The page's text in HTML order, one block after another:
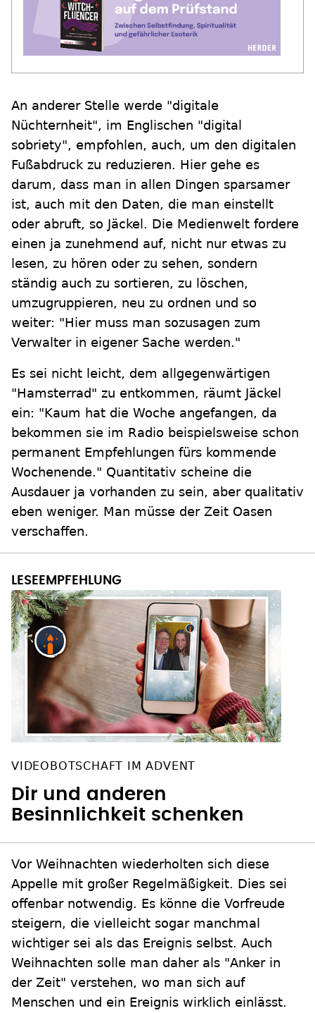
An anderer Stelle werde "digitale
Nüchternheit", im Englischen "digital
sobriety", empfohlen, auch, um den digitalen
Fußabdruck zu reduzieren. Hier gehe es
darum, dass man in allen Dingen sparsamer
ist, auch mit den Daten, die man einstellt
oder abruft, so Jäckel. Die Medienwelt fordere
einen ja zunehmend auf, nicht nur etwas zu
lesen, zu hören oder zu sehen, sondern
ständig auch zu sortieren, zu löschen,
umzugruppieren, neu zu ordnen und so
weiter: "Hier muss man sozusagen zum
Verwalter in eigener Sache werden."
Es sei nicht leicht, dem allgegenwärtigen
"Hamsterrad" zu entkommen, räumt Jäckel
ein: "Kaum hat die Woche angefangen, da
bekommen sie im Radio beispielsweise schon
permanent Empfehlungen fürs kommende
Wochenende." Quantitativ scheine die
Ausdauer ja vorhanden zu sein, aber qualitativ
eben weniger. Man müsse der Zeit Oasen
verschaffen.
VIDEOBOTSCHAFT IM ADVENT
Dir und anderen
Besinnlichkeit schenken
Vor Weihnachten wiederholten sich diese
Appelle mit großer Regelmäßigkeit. Dies sei
offenbar notwendig. Es könne die Vorfreude
steigern, die vielleicht sogar manchmal
wichtiger sei als das Ereignis selbst. Auch
Weihnachten solle man daher als "Anker in
der Zeit" verstehen, wo man sich auf
Menschen und ein Ereignis wirklich einlässt.